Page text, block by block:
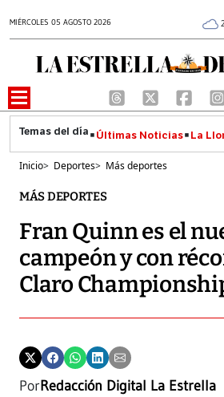
MIÉRCOLES 05 AGOSTO 2026
Últimas Noticias La
Inicio> Deportes> Más deportes
MÁS DEPORTES
Fran Quinn es el
campeón y con
Claro
PorRedacción Digital La Estrella